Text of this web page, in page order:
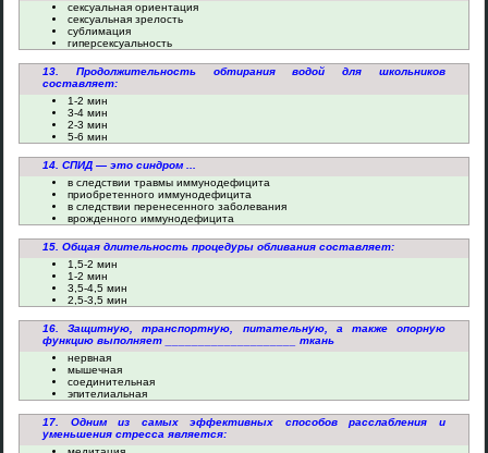
сексуальная ориентация
сексуальная зрелость
сублимация
гиперсексуальность
13. Продолжительность обтирания водой для школьников
составляет:
1-2 мин
3-4 мин
2-3 мин
5-6 мин
14. СПИД — это синдром ...
в следствии травмы иммунодефицита
приобретенного иммунодефицита
в следствии перенесенного заболевания
врожденного иммунодефицита
15. Общая длительность процедуры обливания составляет:
1,5-2 мин
1-2 мин
3,5-4,5 мин
2,5-3,5 мин
16. Защитную, транспортную, питательную, а также опорную
функцию выполняет ____________________ ткань
нервная
мышечная
соединительная
эпителиальная
17. Одним из самых эффективных способов расслабления и
уменьшения стресса является: